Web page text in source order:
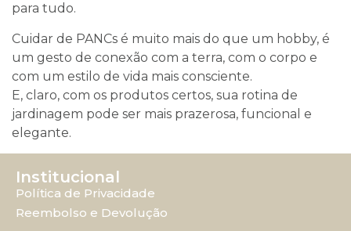
para tudo.
Cuidar de PANCs é muito mais do que um hobby, é
um gesto de conexão com a terra, com o corpo e
com um estilo de vida mais consciente.
E, claro, com os produtos certos, sua rotina de
jardinagem pode ser mais prazerosa, funcional e
elegante.
Institucional
Política de Privacidade
Reembolso e Devolução